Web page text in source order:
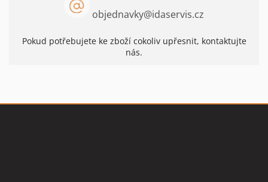
objednavky@idaservis.cz
Pokud potřebujete ke zboží cokoliv upřesnit, kontaktujte
nás.
Z